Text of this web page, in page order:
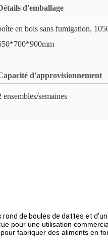
d'emballage
en bois sans fumigation,
d'approvisionnement
ensembles/semaines
de boules de dattes et
pour une utilisation
fabriquer des aliments en